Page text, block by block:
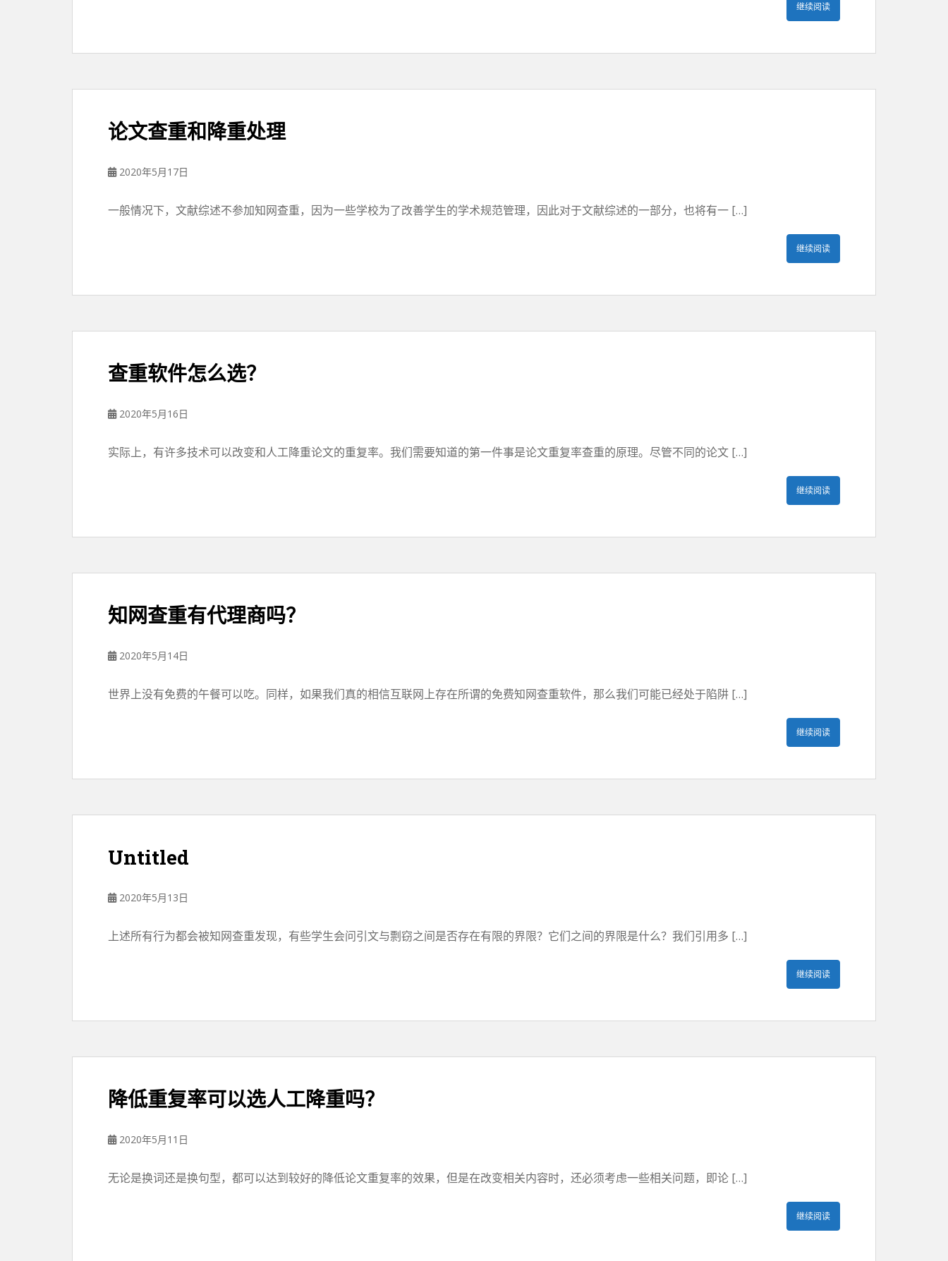
继续阅读
论文查重和降重处理
2020年5月17日
一般情况下，文献综述不参加知网查重，因为一些学校为了改善学生的学术规范管理，因此对于文献综述的一部分，也将有一 […]
继续阅读
查重软件怎么选？
2020年5月16日
实际上，有许多技术可以改变和人工降重论文的重复率。我们需要知道的第一件事是论文重复率查重的原理。尽管不同的论文 […]
继续阅读
知网查重有代理商吗？
2020年5月14日
世界上没有免费的午餐可以吃。同样，如果我们真的相信互联网上存在所谓的免费知网查重软件，那么我们可能已经处于陷阱 […]
继续阅读
Untitled
2020年5月13日
上述所有行为都会被知网查重发现，有些学生会问引文与剽窃之间是否存在有限的界限？它们之间的界限是什么？我们引用多 […]
继续阅读
降低重复率可以选人工降重吗？
2020年5月11日
无论是换词还是换句型，都可以达到较好的降低论文重复率的效果，但是在改变相关内容时，还必须考虑一些相关问题，即论 […]
继续阅读